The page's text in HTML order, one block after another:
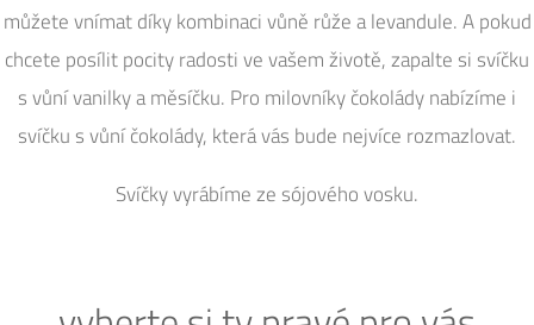
můžete vnímat díky kombinaci vůně růže a levandule. A pokud
chcete posílit pocity radosti ve vašem životě, zapalte si svíčku
s vůní vanilky a měsíčku. Pro milovníky čokolády nabízíme i
svíčku s vůní čokolády, která vás bude nejvíce rozmazlovat.
Svíčky vyrábíme ze sójového vosku.